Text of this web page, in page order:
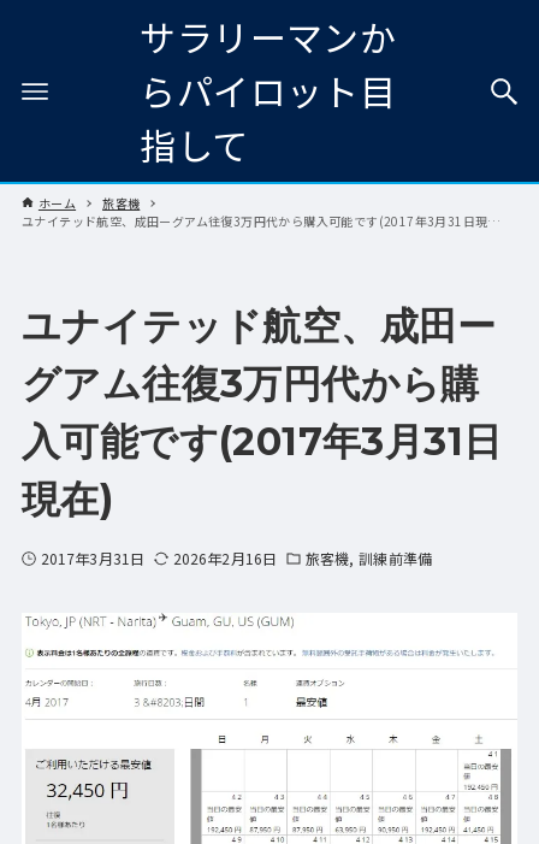
サラリーマンか
らパイロット目
指して
ホーム
旅客機
ユナイテッド航空、成田ーグアム往復3万円代から購入可能です(2017年3月31日現在)
ユナイテッド航空、成田ー
グアム往復3万円代から購
入可能です(2017年3月31日
現在)
2017年3月31日 2026年2月16日 旅客機 訓練前準備